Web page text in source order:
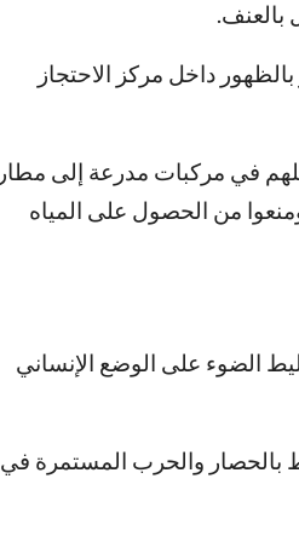
بالعنف.
داخل مركز الاحتجاز
في مركبات مدرعة إلى مطار
من الحصول على المياه
الضوء على الوضع الإنساني
بالحصار والحرب المستمرة في